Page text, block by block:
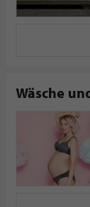
Wäsche